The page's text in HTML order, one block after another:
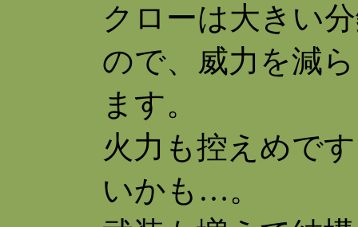
クローは大きい
ので、威力を減
ます。
火力も控えめで
いかも…。